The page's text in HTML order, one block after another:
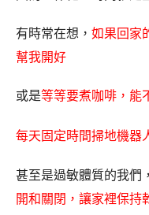
有時常在想， 如果回家
幫我開好
或是等等要煮咖啡，能
每天固定時間掃地機器
甚至是過敏體質的我們，
開和關閉，讓家裡保持